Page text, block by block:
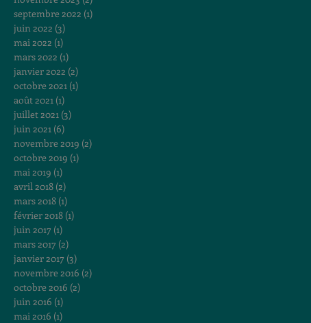
septembre 2022 (1)
juin 2022 (3)
mai 2022 (1)
mars 2022 (1)
janvier 2022 (2)
octobre 2021 (1)
août 2021 (1)
juillet 2021 (3)
juin 2021 (6)
novembre 2019 (2)
octobre 2019 (1)
mai 2019 (1)
avril 2018 (2)
mars 2018 (1)
février 2018 (1)
juin 2017 (1)
mars 2017 (2)
janvier 2017 (3)
novembre 2016 (2)
octobre 2016 (2)
juin 2016 (1)
mai 2016 (1)